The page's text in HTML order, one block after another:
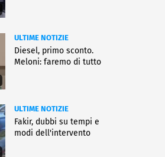
ULTIME NOTIZIE
Diesel, primo sconto.
Meloni: faremo di tutto
ULTIME NOTIZIE
Fakir, dubbi su tempi e
modi dell'intervento